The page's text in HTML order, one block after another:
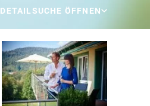
DETAILSUCHE ÖFFNEN